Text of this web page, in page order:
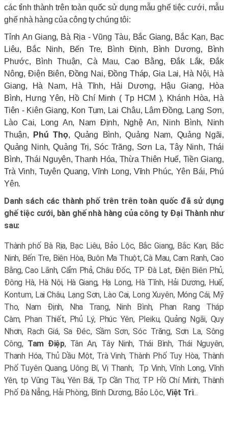
các tỉnh thành trên toàn quốc sử dụng mẫu ghế tiệc cưới, mẫu
ghế nhà hàng của công ty chúng tôi:
Tỉnh An Giang, Bà Rịa - Vũng Tàu, Bắc Giang, Bắc Kạn, Bạc
Liêu, Bắc Ninh, Bến Tre, Bình Định, Bình Dương, Bình
Phước, Bình Thuận, Cà Mau, Cao Bằng, Đắk Lắk, Đắk
Nông, Điện Biên, Đồng Nai, Đồng Tháp, Gia Lai, Hà Nội, Hà
Giang, Hà Nam, Hà Tĩnh, Hải Dương, Hậu Giang, Hòa
Bình, Hưng Yên, Hồ Chí Minh ( Tp HCM ), Khánh Hòa, Hà
Tiên - Kiên Giang, Kon Tum, Lai Châu, Lâm Đồng, Lạng Sơn,
Lào Cai, Long An, Nam Định, Nghệ An, Ninh Bình, Ninh
Thuận,
Phú Thọ, Quảng Bình, Quảng Nam, Quảng Ngãi,
Quảng Ninh, Quảng Trị, Sóc Trăng, Sơn La, Tây Ninh, Thái
Bình, Thái Nguyên, Thanh Hóa, Thừa Thiên Huế, Tiền Giang,
Trà Vinh, Tuyên Quang, Vĩnh Long, Vĩnh Phúc, Yên Bái, Phú
Yên.
Danh sách các thành phố trên trên toàn quốc đã sử dụng
ghế tiệc cưới, bàn ghế nhà hàng của công ty Đại Thành như
sau:
Thành phố Bà Rịa, Bạc Liêu, Bảo Lộc, Bắc Giang, Bắc Kạn, Bắc
Ninh, Bến Tre, Biên Hòa, Buôn Ma Thuột, Cà Mau, Cam Ranh, Cao
Bằng, Cao Lãnh, Cẩm Phả, Châu Đốc, TP Đà Lạt, Điện Biên Phủ,
Đông Hà, Hà Nội, Hà Giang, Hạ Long, Hà Tĩnh, Hải Dương, Huế,
Kontum, Lai Châu, Lạng Sơn, Lào Cai, Long Xuyên, Móng Cái, Mỹ
Tho, Nam Định, Nha Trang, Ninh Bình, Phan Rang Tháp
Càm, Phan Thiết, Phủ Lý, Phúc Yên, Pleiku, Quảng Ngãi, Quy
Nhơn, Rạch Giá, Sa Đéc, Sầm Sơn, Sóc Trăng, Sơn La, Sông
Công, Tam Điệp, Tân An, Tây Ninh, Thái Bình, Thái Nguyên,
Thanh Hóa, Thủ Dầu Một, Trà Vinh, Thành Phố Tuy Hòa, Thành
Phố Tuyên Quang, Uông Bí, Vị Thanh, Tp Vinh, Vĩnh Long, Vĩnh
Yên, tp Vũng Tàu, Yên Bái, Tp Cần Thơ, TP Hồ Chí Minh, Thành
Phố Đà Nẵng, Hải Phòng, Bình Dương, Bảo Lộc,Việt Trì...